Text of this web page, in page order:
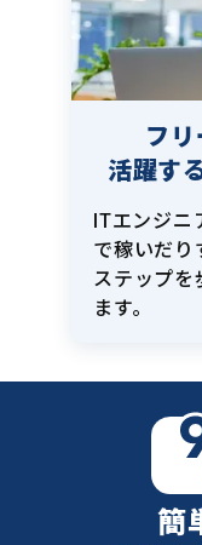
フ
活躍す
ITエンジニ
で稼いだり
ステップを
ます。
簡